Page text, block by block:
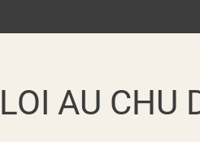
AU CHU